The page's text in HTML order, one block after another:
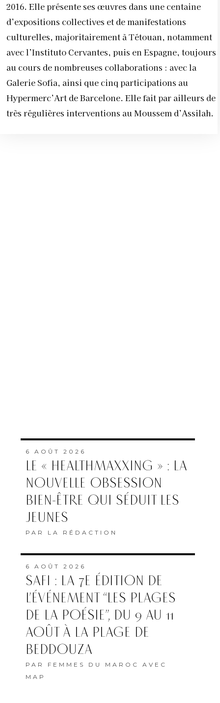
2016. Elle présente ses œuvres dans une centaine
d’expositions collectives et de manifestations
culturelles, majoritairement à Tétouan, notamment
avec l’Instituto Cervantes, puis en Espagne, toujours
au cours de nombreuses collaborations : avec la
Galerie Sofia, ainsi que cinq participations au
Hypermerc’Art de Barcelone. Elle fait par ailleurs de
très régulières interventions au Moussem d’Assilah.
6 AOÛT 2026
LE « HEALTHMAXXING » : LA
NOUVELLE OBSESSION
BIEN-ÊTRE QUI SÉDUIT LES
JEUNES
PAR LA RÉDACTION
6 AOÛT 2026
SAFI : LA 7E ÉDITION DE
L’ÉVÉNEMENT “LES PLAGES
DE LA POÉSIE”, DU 9 AU 11
AOÛT À LA PLAGE DE
BEDDOUZA
PAR FEMMES DU MAROC AVEC
MAP